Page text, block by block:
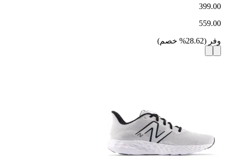
399.00
559.00
وفر (
28.62
% خصم)